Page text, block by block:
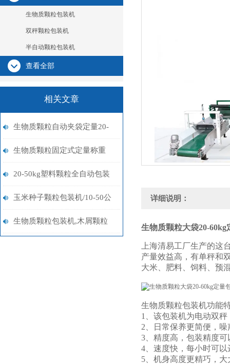
生物质颗粒包装机
双秤颗粒包装机
半自动颗粒包装机
查看全部
相关文章
生物质颗粒自动夹袋定量20-
50kg包装机非标定制
生物质颗粒固定式定量称重
20-50公斤包装机厂家
20-50kg塑料颗粒全自动包装
机厂家
玉米种子颗粒包装机/10-50公
斤自动打包机厂家定制
生物质颗粒包装机,木屑颗粒
详细说明：
生物质颗粒大袋20-60kg
上海清易工厂生产的这
产量效益高，有单秤和
大米、肥料、饲料、预
生物质颗粒包装机功能
1、该包装机为电动双秤
2、日常保养更简便，
3、精度高，包装精度可
4、速度快，每小时可以
5、机身高度更精巧，